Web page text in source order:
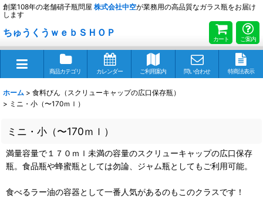
創業108年の老舗硝子瓶問屋 株式会社中空が業務用の高品質なガラス瓶をお届け
します
ちゅうくうｗｅｂＳＨＯＰ
カート ご案内
商品カテゴリ カレンダー ご利用案内 問い合わせ 特商法表示
ホーム > 食料びん（スクリューキャップの広口保存瓶）
> ミニ・小（〜170ｍｌ）
ミニ・小（〜170ｍｌ）
満量容量で１７０ｍｌ未満の容量のスクリューキャップの広口保存
瓶。食品瓶や蜂蜜瓶としては勿論、ジャム瓶としてもご利用可能。
食べるラー油の容器として一番人気があるのもこのクラスです！